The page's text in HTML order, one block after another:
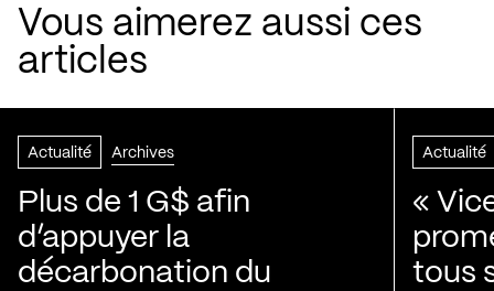
Vous aimerez aussi ces
articles
Actualité Archives
Plus de 1 G$ afin
d’appuyer la
décarbonation du
Actualité
«
tous